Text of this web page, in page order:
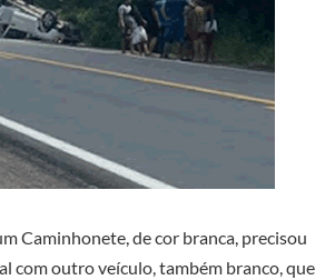
Caminhonete, de cor branca, precisou
com outro veículo, também branco, que